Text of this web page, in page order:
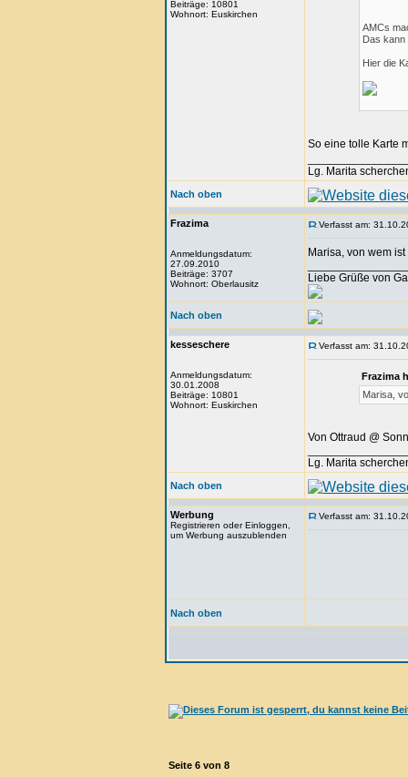
Beiträge: 10801
Wohnort: Euskirchen
AMCs
Das kann
Hier die
So eine tolle Karte
Lg. Marita
Nach oben
Frazima
Anmeldungsdatum:
27.09.2010
Beiträge: 3707
Wohnort: Oberlausitz
Verfasst am:
Marisa, von wem
Liebe Grüße von
Nach oben
kesseschere
Anmeldungsdatum:
30.01.2008
Beiträge: 10801
Wohnort: Euskirchen
Verfasst am:
Frazima
Marisa,
Von Ottraud @
Lg. Marita
Nach oben
Werbung
Registrieren oder Einloggen,
um Werbung auszublenden
Verfasst am:
Nach oben
Seite 6 von 8